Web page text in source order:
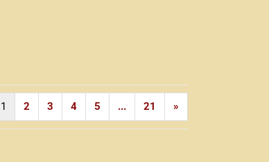
1 2 3 4 5 ... 21 »